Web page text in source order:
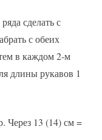
сделать с
с обеих
в каждом 2-м
длины рукавов 1
Через 13 (14) см =